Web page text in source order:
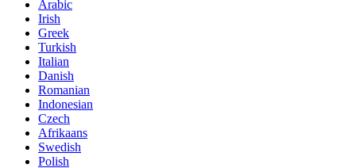
Arabic
Irish
Greek
Turkish
Italian
Danish
Romanian
Indonesian
Czech
Afrikaans
Swedish
Polish